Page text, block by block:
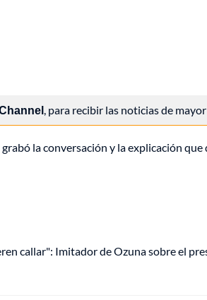
, para recibir las noticias de
grabó la conversación y la explicación
callar": Imitador de Ozuna sobre el